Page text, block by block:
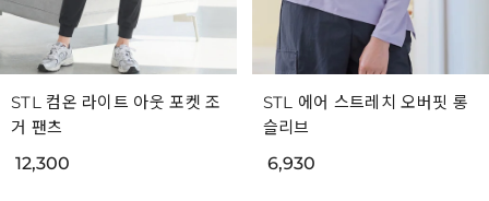
STL 컴온 라이트 아웃 포켓 조
거 팬츠
12,300
STL 에어 스트레치 오버핏 롱
슬리브
6,930